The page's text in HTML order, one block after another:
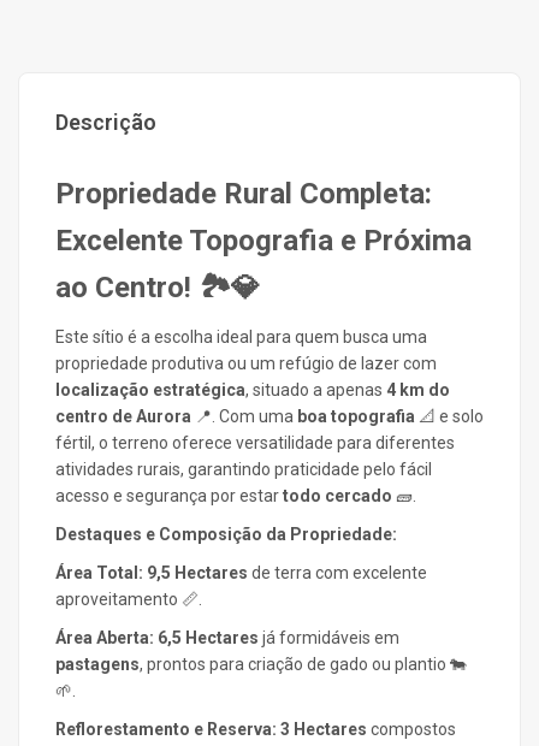
Descrição
Propriedade Rural Completa:
Excelente Topografia e Próxima
ao Centro! 🏞️💎
Este sítio é a escolha ideal para quem busca uma
propriedade produtiva ou um refúgio de lazer com
localização estratégica, situado a apenas 4 km do
centro de Aurora 📍. Com uma boa topografia 📐 e solo
fértil, o terreno oferece versatilidade para diferentes
atividades rurais, garantindo praticidade pelo fácil
acesso e segurança por estartodo cercado 🧱.
Destaques e Composição da Propriedade:
Área Total: 9,5 Hectares de terra com excelente
aproveitamento 📏.
Área Aberta: 6,5 Hectares já formidáveis em
pastagens, prontos para criação de gado ou plantio 🐄
🌱.
Reflorestamento e Reserva: 3 Hectares compostos